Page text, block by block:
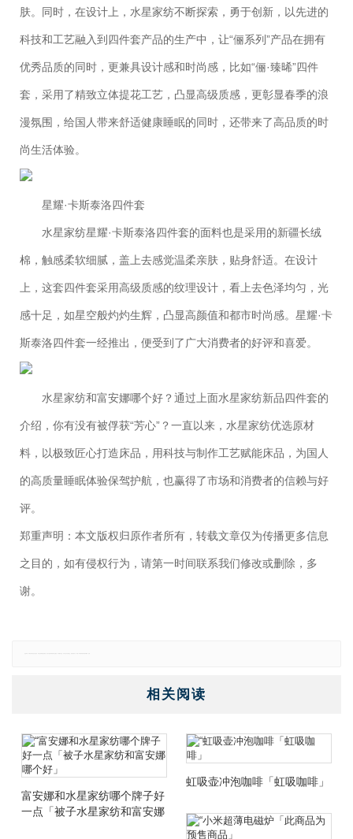
肤。同时，在设计上，水星家纺不断探索，勇于创新，以先进的
科技和工艺融入到四件套产品的生产中，让“俪系列”产品在拥有
优秀品质的同时，更兼具设计感和时尚感，比如“俪·臻晞”四件
套，采用了精致立体提花工艺，凸显高级质感，更彰显春季的浪
漫氛围，给国人带来舒适健康睡眠的同时，还带来了高品质的时
尚生活体验。
星耀·卡斯泰洛四件套
水星家纺星耀·卡斯泰洛四件套的面料也是采用的新疆长绒
棉，触感柔软细腻，盖上去感觉温柔亲肤，贴身舒适。在设计
上，这套四件套采用高级质感的纹理设计，看上去色泽均匀，光
感十足，如星空般灼灼生辉，凸显高颜值和都市时尚感。星耀·卡
斯泰洛四件套一经推出，便受到了广大消费者的好评和喜爱。
水星家纺和富安娜哪个好？通过上面水星家纺新品四件套的
介绍，你有没有被俘获“芳心”？一直以来，水星家纺优选原材
料，以极致匠心打造床品，用科技与制作工艺赋能床品，为国人
的高质量睡眠体验保驾护航，也赢得了市场和消费者的信赖与好
评。
郑重声明：本文版权归原作者所有，转载文章仅为传播更多信息
之目的，如有侵权行为，请第一时间联系我们修改或删除，多
谢。
相关阅读
富安娜和水星家纺哪个牌子好
一点「被子水星家纺和富安娜
虹吸壶冲泡咖啡「虹吸咖啡」